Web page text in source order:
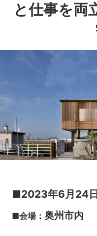
と仕事を
■2023年6月24
■会場： 奥州市内